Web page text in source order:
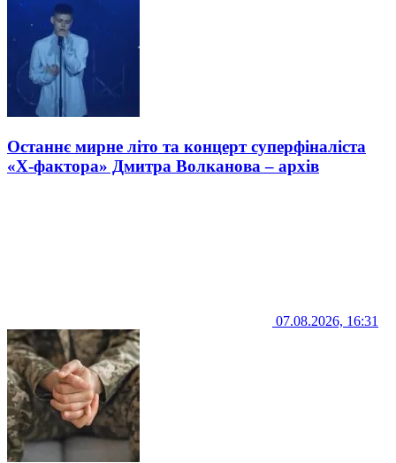
Останнє мирне літо та концерт суперфіналіста
«Х-фактора» Дмитра Волканова – архів
07.08.2026, 16:31